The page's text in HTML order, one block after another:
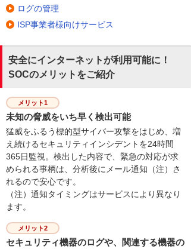
ログの管理
ISP事業者様向けサービス
安全にインターネットが利用可能に！
SOCのメリットをご紹介
メリット1
未知の脅威をいち早く検出可能
猛威をふるう標的型サイバー攻撃をはじめ、増
え続けるセキュリティインシデントを24時間
365日監視。検出した内容で、緊急の対応が求
められる事柄は、分析後にメール通知（注）さ
れるので安心です。
（注）通知タイミングはサービスにより異なり
ます。
メリット2
セキュリティ機器のログや、関連する機器の